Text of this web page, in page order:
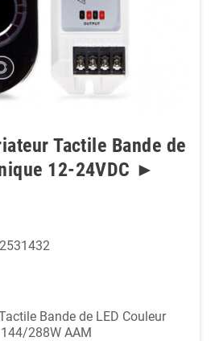
Tactile Bande de
12-24VDC ►
Bande de LED Couleur
288W AAM